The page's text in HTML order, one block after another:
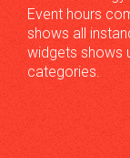
Event hours
shows all
widgets shows
categories.